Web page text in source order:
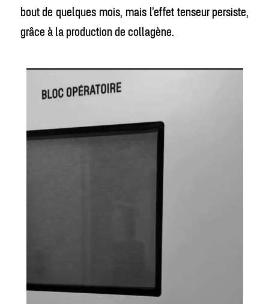
bout de quelques mois, mais l’effet tenseur persiste,
grâce à la production de collagène.